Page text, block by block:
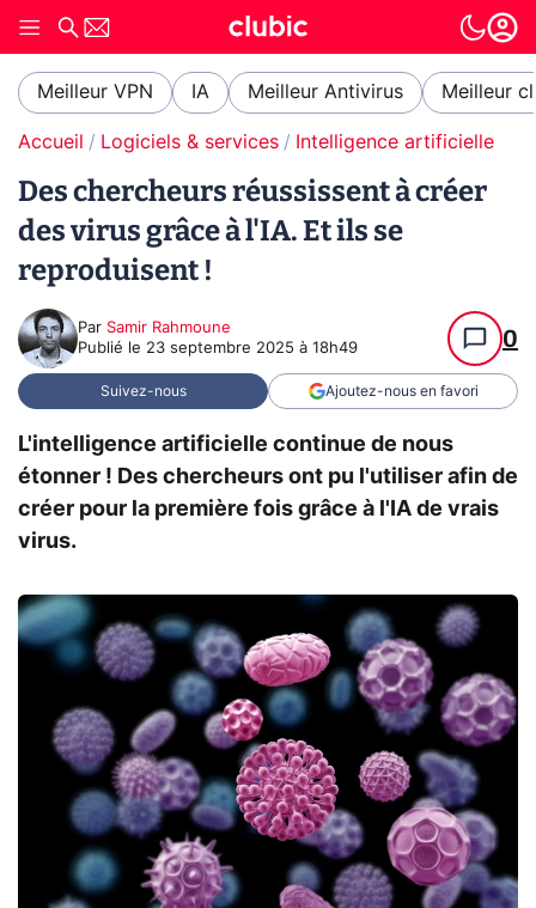
Meilleur VPN IA Meilleur Antivirus Meilleur
Accueil Logiciels & services Intelligence artificielle
Des chercheurs réussissent à créer
des virus grâce à l'IA. Et ils se
reproduisent !
Par Samir Rahmoune
Publié le 23 septembre 2025 à 18h49 0
Suivez-nous Ajoutez-nous en favori
L'intelligence artificielle continue de nous
étonner ! Des chercheurs ont pu l'utiliser afin de
créer pour la première fois grâce à l'IA de vrais
virus.